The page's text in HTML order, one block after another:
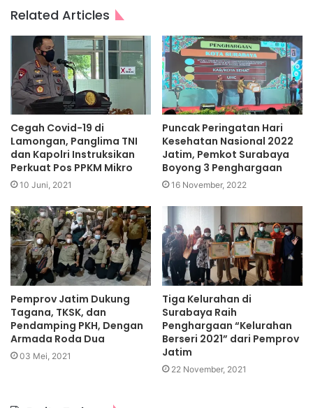
Related Articles
Cegah Covid-19 di
Lamongan, Panglima TNI
dan Kapolri Instruksikan
Perkuat Pos PPKM Mikro
10 Juni, 2021
Puncak Peringatan Hari
Kesehatan Nasional 2022
Jatim, Pemkot Surabaya
Boyong 3 Penghargaan
16 November, 2022
Pemprov Jatim Dukung
Tagana, TKSK, dan
Pendamping PKH, Dengan
Armada Roda Dua
03 Mei, 2021
Tiga Kelurahan di
Surabaya Raih
Penghargaan “Kelurahan
Berseri 2021” dari Pemprov
Jatim
22 November, 2021